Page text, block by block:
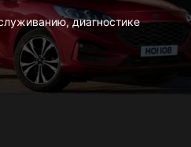
диагностике